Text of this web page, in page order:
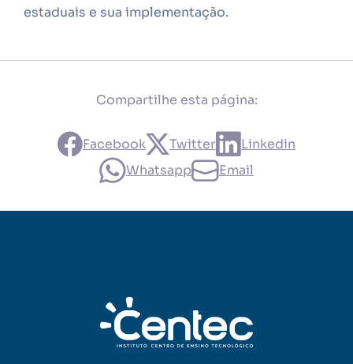
estaduais e sua implementação.
Compartilhe esta página:
Facebook Twitter
Linkedin
Whatsapp
Email